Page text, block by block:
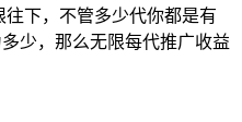
下，不管多少代你都是有
少，那么无限每代推广收益